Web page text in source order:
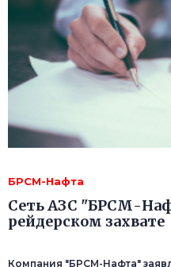
БРСМ-Нафта
Сеть АЗС "БРСМ-
рейдерском захвате
Компания "БРСМ-Нафта"